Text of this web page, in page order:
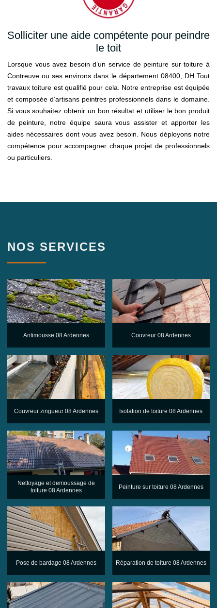
Solliciter une aide compétente pour peindre
le toit
Lorsque vous avez besoin d’un service de peinture sur toiture à
Contreuve ou ses environs dans le département 08400, DH Tout
travaux toiture est qualifié pour cela. Notre entreprise est équipée
et composée d’artisans peintres professionnels dans le domaine.
Si vous souhaitez obtenir un bon résultat et utiliser le bon produit
de peinture, notre équipe saura vous assister et apporter les
aides nécessaires dont vous avez besoin. Nous déployons notre
compétence pour accompagner chaque projet de professionnels
ou particuliers.
NOS SERVICES
Antimousse 08 Ardennes Couvreur 08 Ardennes
Couvreur zingueur 08 Ardennes Isolation de toiture 08 Ardennes
Nettoyage et demoussage de
toiture 08 Ardennes
Peinture sur toiture 08 Ardennes
Pose de bardage 08 Ardennes Réparation de toiture 08 Ardennes